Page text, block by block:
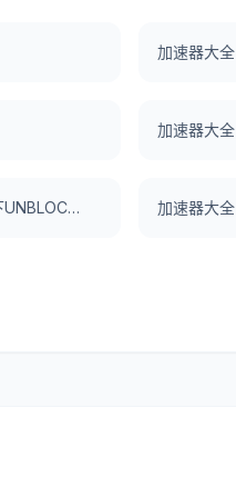
加速器大全
加速器大全
加速器大全 试了一下UNBLOCKCN，真好用。